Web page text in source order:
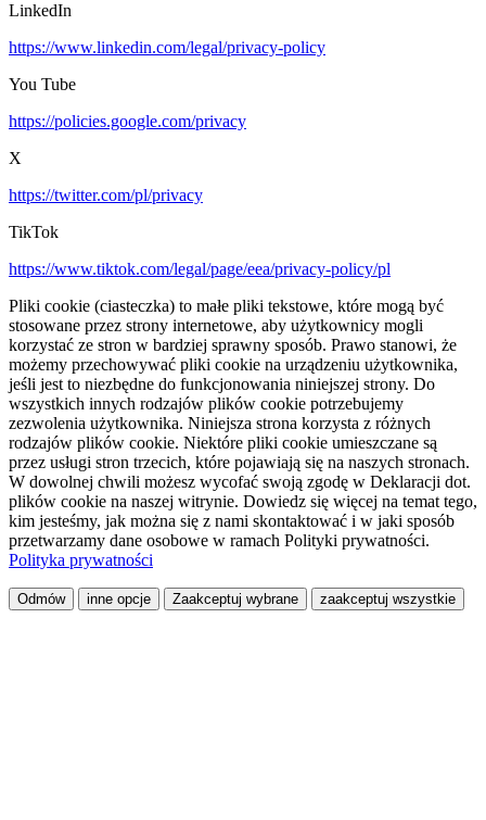
LinkedIn
https://www.linkedin.com/legal/privacy-policy
You Tube
https://policies.google.com/privacy
X
https://twitter.com/pl/privacy
TikTok
https://www.tiktok.com/legal/page/eea/privacy-policy/pl
Pliki cookie (ciasteczka) to małe pliki tekstowe, które mogą być
stosowane przez strony internetowe, aby użytkownicy mogli
korzystać ze stron w bardziej sprawny sposób. Prawo stanowi, że
możemy przechowywać pliki cookie na urządzeniu użytkownika,
jeśli jest to niezbędne do funkcjonowania niniejszej strony. Do
wszystkich innych rodzajów plików cookie potrzebujemy
zezwolenia użytkownika. Niniejsza strona korzysta z różnych
rodzajów plików cookie. Niektóre pliki cookie umieszczane są
przez usługi stron trzecich, które pojawiają się na naszych stronach.
W dowolnej chwili możesz wycofać swoją zgodę w Deklaracji dot.
plików cookie na naszej witrynie. Dowiedz się więcej na temat tego,
kim jesteśmy, jak można się z nami skontaktować i w jaki sposób
przetwarzamy dane osobowe w ramach Polityki prywatności.
Polityka prywatności
Odmów inne opcje Zaakceptuj wybrane zaakceptuj wszystkie